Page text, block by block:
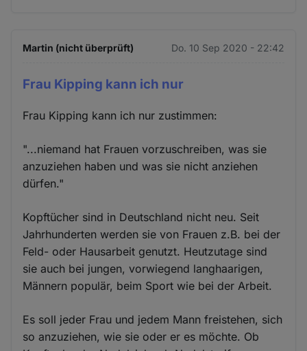
Martin (nicht überprüft) Do. 10 Sep 2020 - 22:42
Frau Kipping kann ich nur
Frau Kipping kann ich nur zustimmen:
"...niemand hat Frauen vorzuschreiben, was sie
anzuziehen haben und was sie nicht anziehen
dürfen."
Kopftücher sind in Deutschland nicht neu. Seit
Jahrhunderten werden sie von Frauen z.B. bei der
Feld- oder Hausarbeit genutzt. Heutzutage sind
sie auch bei jungen, vorwiegend langhaarigen,
Männern populär, beim Sport wie bei der Arbeit.
Es soll jeder Frau und jedem Mann freistehen, sich
so anzuziehen, wie sie oder er es möchte. Ob